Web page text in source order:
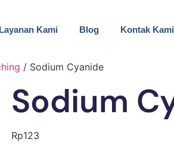
Layanan Kami Blog Kontak Kami
/ Sodium Cyanide
Sodium
Rp123